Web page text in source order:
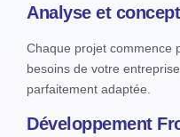
Analyse et
Chaque projet commence
besoins de votre
parfaitement adaptée.
Développement